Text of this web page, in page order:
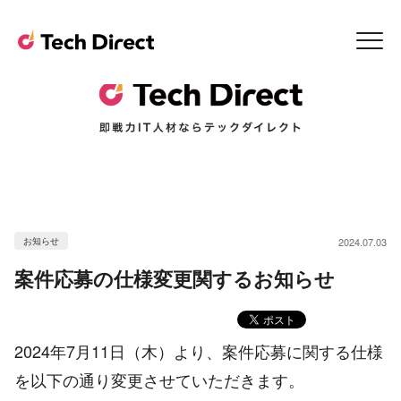
お知らせ 2024.07.03
案件応募の仕様変更関するお知らせ
2024年7月11日（木）より、案件応募に関する仕様
を以下の通り変更させていただきます。